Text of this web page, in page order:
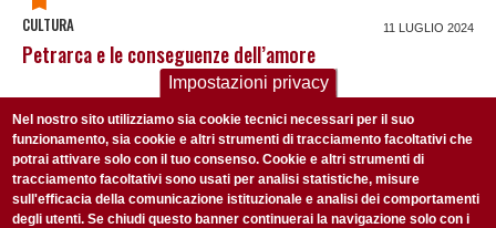
CULTURA 11 LUGLIO 2024
Petrarca e le conseguenze dell’amore
ISCRIVITI ALLA NOSTRA NEWSLETTER
Ogni settimana selezioniamo per te nostre storie più rilevanti:
non perderti gli aggiornamenti della nostra newsletter
Impostazioni privacy
Nel nostro sito utilizziamo sia cookie tecnici necessari per il suo
funzionamento, sia cookie e altri strumenti di tracciamento facoltativi che
potrai attivare solo con il tuo consenso. Cookie e altri strumenti di
tracciamento facoltativi sono usati per analisi statistiche, misure
sull'efficacia della comunicazione istituzionale e analisi dei comportamenti
degli utenti. Se chiudi questo banner continuerai la navigazione solo con i